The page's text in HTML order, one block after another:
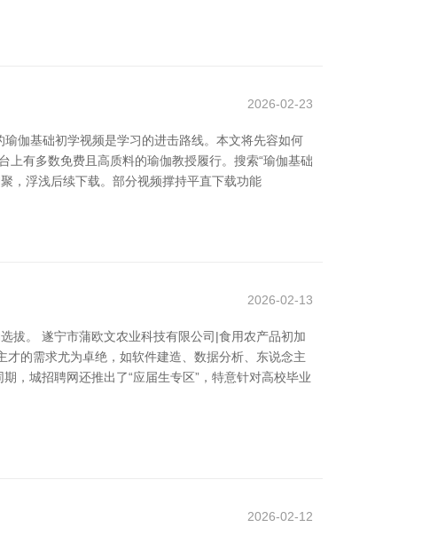
2026-02-23
伽基础初学视频是学习的进击路线。本文将先容如何
有多数免费且高质料的瑜伽教授履行。搜索“瑜伽基础
，浮浅后续下载。部分视频撑持平直下载功能
2026-02-13
拔。 遂宁市蒲欧文农业科技有限公司|食用农产品初加
的需求尤为卓绝，如软件建造、数据分析、东说念主
，城招聘网还推出了“应届生专区”，特意针对高校毕业
2026-02-12